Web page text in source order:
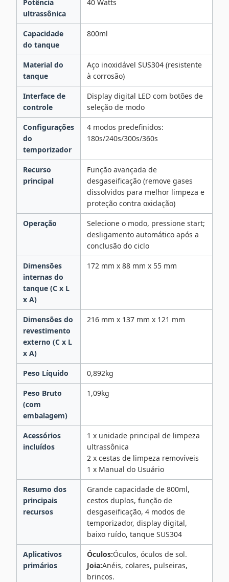
Potência
ultrassônica
40 Watts
Capacidade
do tanque
800ml
Material do
tanque
Aço inoxidável SUS304 (resistente
à corrosão)
Interface de
controle
Display digital LED com botões de
seleção de modo
Configurações
do
temporizador
4 modos predefinidos:
180s/240s/300s/360s
Recurso
principal
Função avançada de
desgaseificação (remove gases
dissolvidos para melhor limpeza e
proteção contra oxidação)
Operação
Selecione o modo, pressione start;
desligamento automático após a
conclusão do ciclo
Dimensões
internas do
tanque (C x L
x A)
172 mm x 88 mm x 55 mm
Dimensões do
revestimento
externo (C x L
x A)
216 mm x 137 mm x 121 mm
Peso Líquido 0,892kg
Peso Bruto
(com
embalagem)
1,09kg
Acessórios
incluídos
1 x unidade principal de limpeza
ultrassônica
2 x cestas de limpeza removíveis
1 x Manual do Usuário
Resumo dos
principais
recursos
Grande capacidade de 800ml,
cestos duplos, função de
desgaseificação, 4 modos de
temporizador, display digital,
baixo ruído, tanque SUS304
Aplicativos
primários
Óculos:Óculos, óculos de sol.
Joia:Anéis, colares, pulseiras,
brincos.